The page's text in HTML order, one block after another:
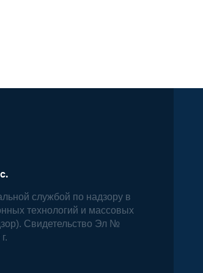
службой по надзору в
технологий и массовых
Свидетельство Эл №